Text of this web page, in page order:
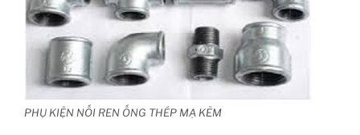
PHỤ KIỆN NỐI REN ỐNG THÉP MẠ KẼM